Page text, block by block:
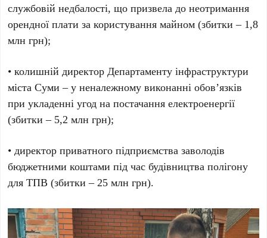
службовій недбалості, що призвела до неотримання
орендної плати за користування майном (збитки – 1,8
млн грн);
• колишній директор Департаменту інфраструктури
міста Суми – у неналежному виконанні обов’язків
при укладенні угод на постачання електроенергії
(збитки – 5,2 млн грн);
• директор приватного підприємства заволодів
бюджетними коштами під час будівництва полігону
для ТПВ (збитки – 25 млн грн).